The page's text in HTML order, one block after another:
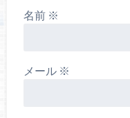
名前 ※
メール ※